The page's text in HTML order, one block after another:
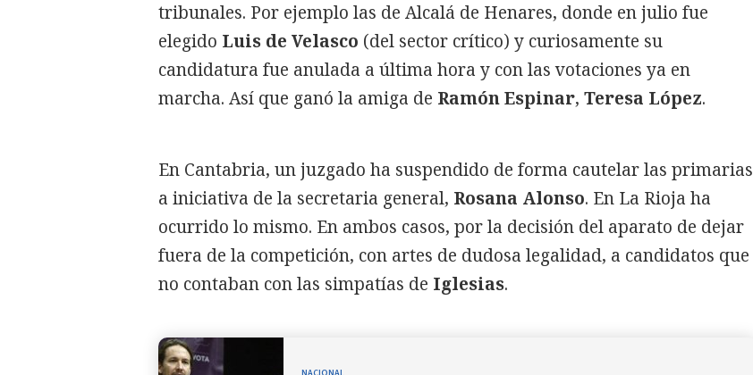
tribunales. Por ejemplo las de Alcalá de Henares, donde en julio fue
elegido Luis de Velasco (del sector crítico) y curiosamente su
candidatura fue anulada a última hora y con las votaciones ya en
marcha. Así que ganó la amiga de Ramón Espinar, Teresa López.
En Cantabria, un juzgado ha suspendido de forma cautelar las primarias
a iniciativa de la secretaria general, Rosana Alonso. En La Rioja ha
ocurrido lo mismo. En ambos casos, por la decisión del aparato de dejar
fuera de la competición, con artes de dudosa legalidad, a candidatos que
no contaban con las simpatías de Iglesias.